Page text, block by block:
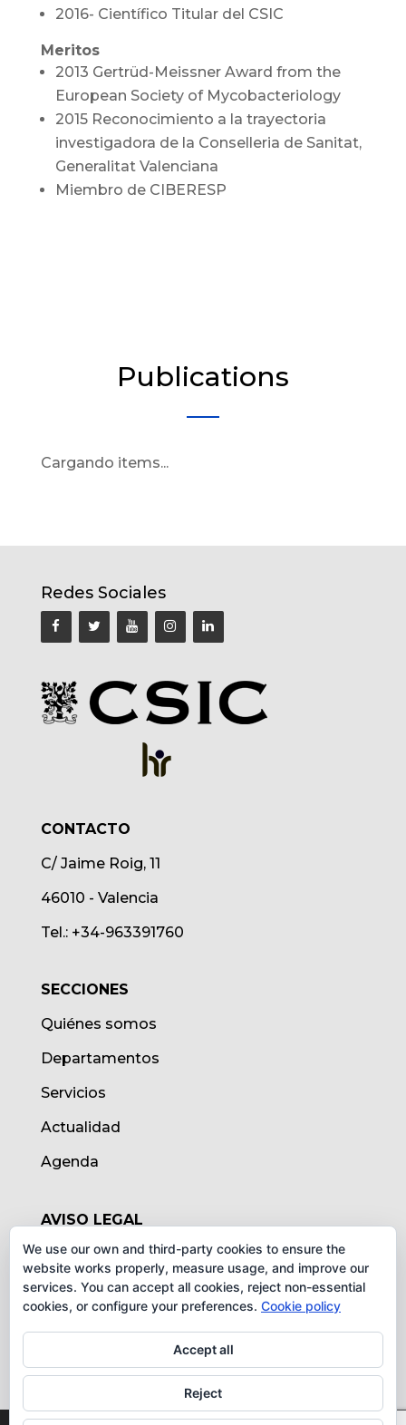
2016- Científico Titular del CSIC
Meritos
2013 Gertrüd-Meissner Award from the
European Society of Mycobacteriology
2015 Reconocimiento a la trayectoria
investigadora de la Conselleria de Sanitat,
Generalitat Valenciana
Miembro de CIBERESP
Publications
Cargando items...
Redes Sociales
CONTACTO
C/ Jaime Roig, 11
46010 - Valencia
Tel.: +34-963391760
SECCIONES
Quiénes somos
Departamentos
Servicios
Actualidad
Agenda
AVISO LEGAL
Aviso legal
Política de cookies
We use our own and third-party cookies to ensure the
website works properly, measure usage, and improve our
services. You can accept all cookies, reject non-essential
cookies, or configure your preferences. Cookie policy
Accept all
Reject